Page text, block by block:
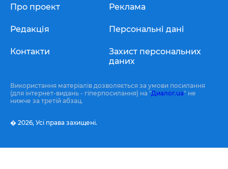
Про проект
Редакція
Контакти
Реклама
Персональні дані
Захист персональних
даних
Використання матеріалів дозволяється за умови посилання
(для інтернет-видань - гіперпосилання) на "Диалог.ua" не
нижче за третій абзац.
� 2026, Усі права захищені.